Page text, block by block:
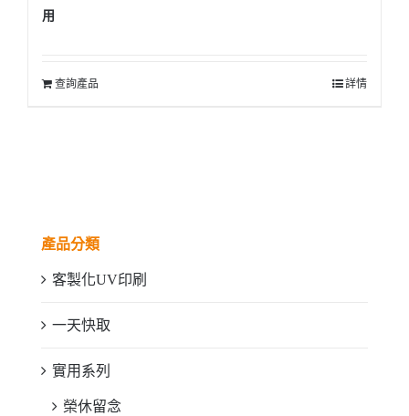
用
查詢產品 詳情
產品分類
客製化UV印刷
一天快取
實用系列
榮休留念